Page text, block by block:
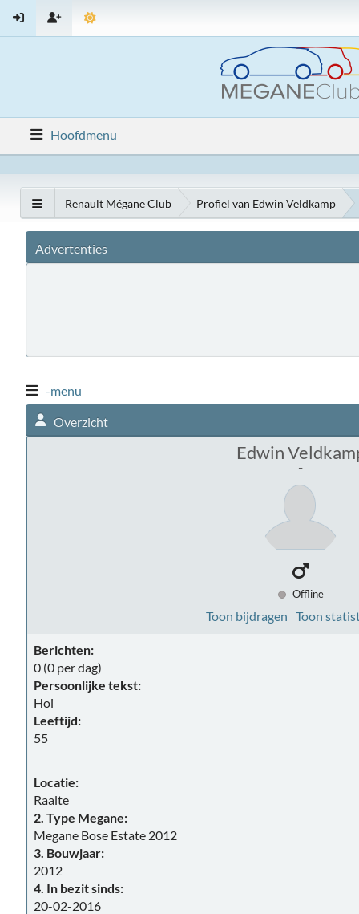
Hoofdmenu
Renault Mégane Club Profiel van Edwin Veldkamp
Advertenties
-menu
Overzicht
Edwin
-
Offline
Toon bijdragen Toon
Berichten:
0 (0 per dag)
Persoonlijke tekst:
Hoi
Leeftijd:
55
Locatie:
Raalte
2. Type Megane:
Megane Bose Estate 2012
3. Bouwjaar:
2012
4. In bezit sinds:
20-02-2016